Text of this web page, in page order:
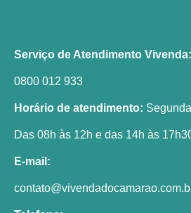
Serviço de Atendimento Vivenda:
0800 012 933
Horário de atendimento:
Das 08h às 12h e das 14h às
E-mail: